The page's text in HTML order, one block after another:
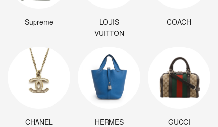
Supreme
LOUIS
VUITTON
COACH
CHANEL HERMES GUCCI